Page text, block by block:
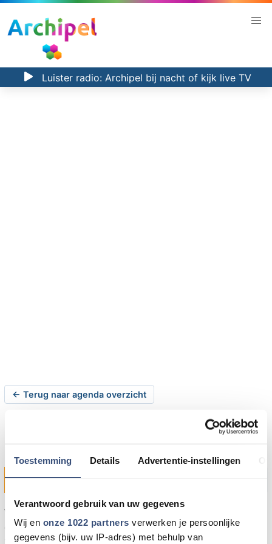
Toestemming Details Advertentie-instellingen
Verantwoord gebruik van uw gegevens
Wij en onze 1022 partners verwerken je persoonlijke
gegevens (bijv. uw IP-adres) met behulp van
Luister radio: Archipel bij nacht of kijk live TV
← Terug naar agenda overzicht
Bingo O-G-O
woensdag 28-03-2018 om 13:30 uur Sommelsdijk
Woensdag 28 maart 2018 is er een bingo van de
ouderenvereniging Goeree-Overflakkee (O-G-O). Om